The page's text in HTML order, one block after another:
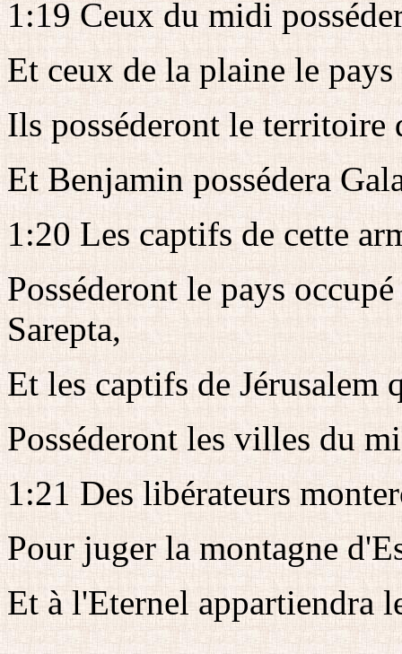
1:19 Ceux du midi
Et ceux de la plaine le
Ils posséderont le territoire
Et Benjamin possédera
1:20 Les captifs de cette
Posséderont le pays
Sarepta,
Et les captifs de Jérusalem
Posséderont les villes du
1:21 Des libérateurs
Pour juger la montagne
Et à l'Eternel appartiendra